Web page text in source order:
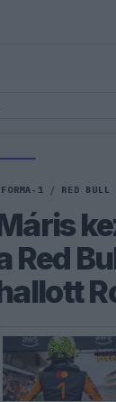
FORMA-1 / RED BULL
Red